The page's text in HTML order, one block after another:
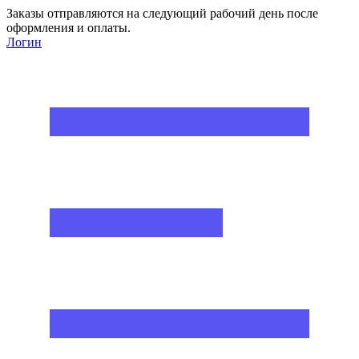
Заказы отправляются на следующий рабочий день после
оформления и оплаты.
Логин